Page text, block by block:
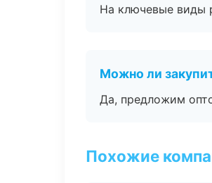
На ключевые виды
Можно ли
Да, предложим
Похожие